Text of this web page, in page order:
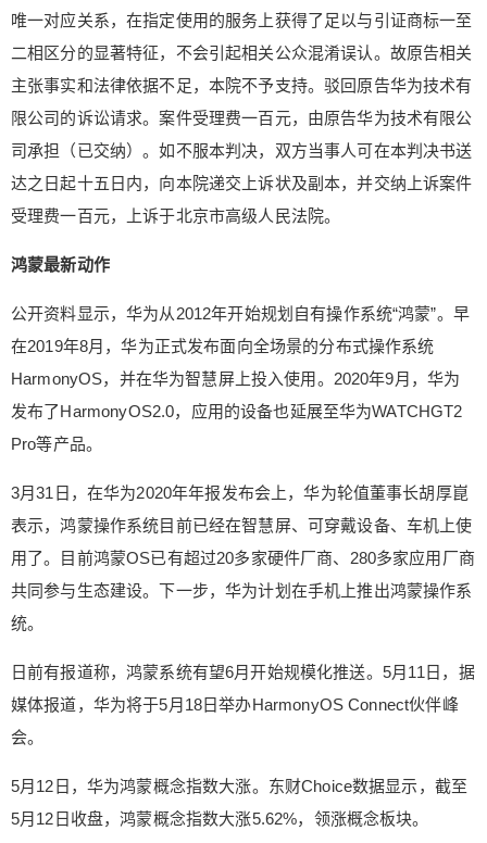
唯一对应关系，在指定使用的服务上获得了足以与引证商标一至
二相区分的显著特征，不会引起相关公众混淆误认。故原告相关
主张事实和法律依据不足，本院不予支持。驳回原告华为技术有
限公司的诉讼请求。案件受理费一百元，由原告华为技术有限公
司承担（已交纳）。如不服本判决，双方当事人可在本判决书送
达之日起十五日内，向本院递交上诉状及副本，并交纳上诉案件
受理费一百元，上诉于北京市高级人民法院。
鸿蒙最新动作
公开资料显示，华为从2012年开始规划自有操作系统“鸿蒙”。早
在2019年8月，华为正式发布面向全场景的分布式操作系统
HarmonyOS，并在华为智慧屏上投入使用。2020年9月，华为
发布了HarmonyOS2.0，应用的设备也延展至华为WATCHGT2
Pro等产品。
3月31日，在华为2020年年报发布会上，华为轮值董事长胡厚崑
表示，鸿蒙操作系统目前已经在智慧屏、可穿戴设备、车机上使
用了。目前鸿蒙OS已有超过20多家硬件厂商、280多家应用厂商
共同参与生态建设。下一步，华为计划在手机上推出鸿蒙操作系
统。
日前有报道称，鸿蒙系统有望6月开始规模化推送。5月11日，据
媒体报道，华为将于5月18日举办HarmonyOS Connect伙伴峰
会。
5月12日，华为鸿蒙概念指数大涨。东财Choice数据显示，截至
5月12日收盘，鸿蒙概念指数大涨5.62%，领涨概念板块。
立刻支付